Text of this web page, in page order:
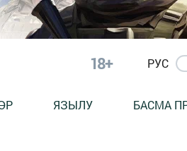
18+ РУС
ЯЗЫЛУ БАСМА